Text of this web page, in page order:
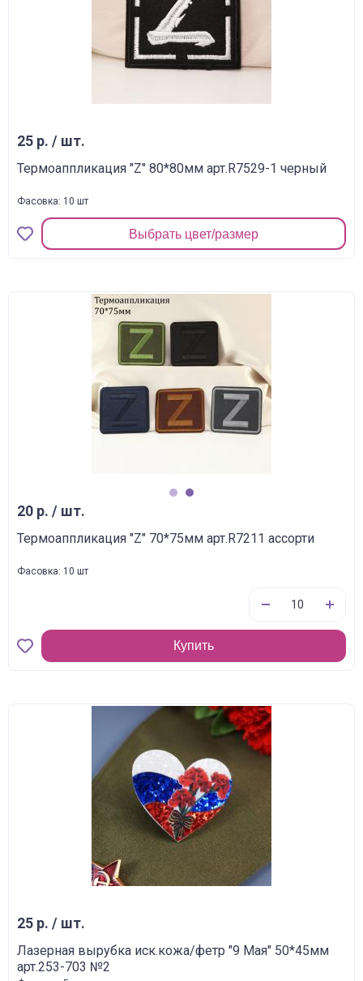
25 р. / шт.
Термоаппликация "Z" 80*80мм арт.R7529-1 черный
Фасовка: 10 шт
Выбрать цвет/размер
20 р. / шт.
Термоаппликация "Z" 70*75мм арт.R7211 ассорти
Фасовка: 10 шт
Купить
25 р. / шт.
Лазерная вырубка иск.кожа/фетр "9 Мая" 50*45мм
арт.253-703 №2